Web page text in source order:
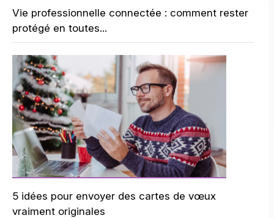
Vie professionnelle connectée : comment rester
protégé en toutes...
5 idées pour envoyer des cartes de vœux
vraiment originales